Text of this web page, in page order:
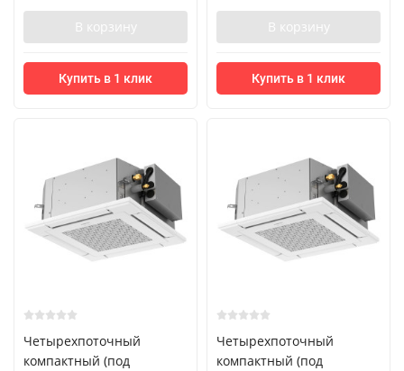
В корзину
Купить в 1 клик
В корзину
Купить в 1 клик
Четырехпоточный
компактный (под
Четырехпоточный
компактный (под